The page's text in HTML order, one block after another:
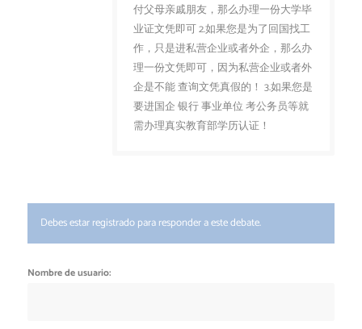
付父母亲戚朋友，那么办理一份大学毕
业证文凭即可 2.如果您是为了回国找工
作，只是进私营企业或者外企，那么办
理一份文凭即可，因为私营企业或者外
企是不能 查询文凭真假的！ 3.如果您是
要进国企 银行 事业单位 考公务员等就
需办理真实教育部学历认证！
Debes estar registrado para responder a este debate.
Nombre de usuario: